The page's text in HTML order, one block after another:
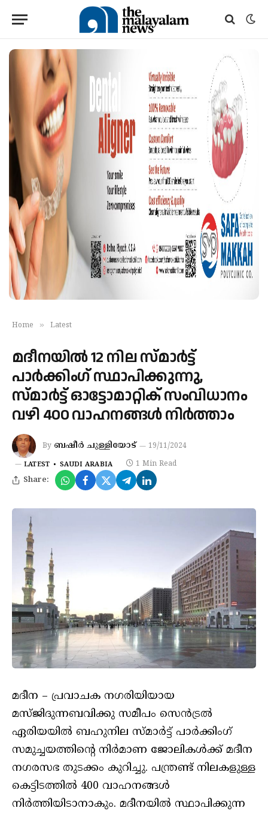
Home » Latest
മദീനയില്‍ 12 നില സ്മാര്‍ട്ട്
പാര്‍ക്കിംഗ് സ്ഥാപിക്കുന്നു,
സ്മാർട്ട് ഓട്ടോമാറ്റിക് സംവിധാനം
വഴി 400 വാഹനങ്ങൾ നിർത്താം
By ബഷീർ ചുള്ളിയോട് 19/11/2024
LATEST SAUDI ARABIA 1 Min Read
Share:
മദീന – പ്രവാചക നഗരിയിയായ
മസ്ജിദുന്നബവിക്കു സമീപം സെന്‍ട്രല്‍
ഏരിയയില്‍ ബഹുനില സ്മാര്‍ട്ട് പാര്‍ക്കിംഗ്
സമുച്ചയത്തിന്റെ നിര്‍മാണ ജോലികള്‍ക്ക് മദീന
നഗരസഭ തുടക്കം കുറിച്ചു. പന്ത്രണ്ട് നിലകളുള്ള
കെട്ടിടത്തിൽ 400 വാഹനങ്ങള്‍
നിര്‍ത്തിയിടാനാകും. മദീനയില്‍ സ്ഥാപിക്കുന്ന